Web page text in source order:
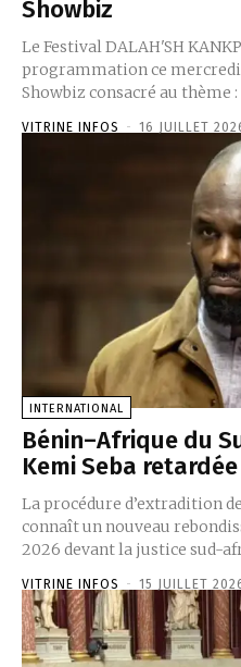
Showbiz
Le Festival DALAH'SH
programmation ce
Showbiz consacré au thème
VITRINE INFOS - 16 JUILLET
INTERNATIONAL
Bénin–Afrique du
Kemi Seba
La procédure d’extradition
connaît un nouveau
2026 devant la justice sud-
VITRINE INFOS - 15 JUILLET